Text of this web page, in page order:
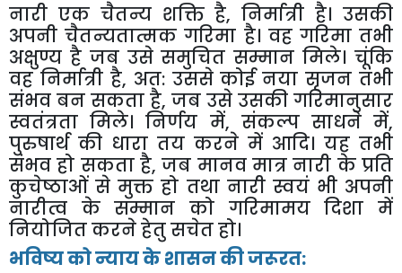
नारी एक चैतन्य शक्ति है,निर्मात्री है। उसकी
अपनी चैतन्यतात्मक गरिमा है। वह गरिमा तभी
अक्षुण्य है जब उसे समुचित सम्मान मिले। चूंकि
वह निर्मात्री है, अत: उससे कोई नया सृजन तभी
संभव बन सकता है, जब उसे उसकी गरिमानुसार
स्वतंत्रता मिले। निर्णय में, संकल्प साधने में,
पुरुषार्थ की धारा तय करने में आदि। यह तभी
संभव हो सकता है,जब मानव मात्र नारी के प्रति
कुचेष्ठाओं से मुक्त हो तथा नारी स्वयं भी अपनी
नारीत्व के सम्मान को गरिमामय दिशा में
नियोजित करने हेतु सचेत हो।
भविष्य को न्याय के शासन की जरूरत: